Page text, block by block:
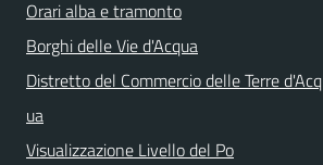
Orari alba e tramonto
Borghi delle Vie d'Acqua
Distretto del Commercio delle Terre d'Acq
ua
Visualizzazione Livello del Po